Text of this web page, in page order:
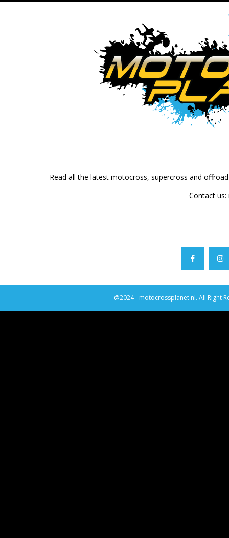
Read all the latest motocross, supercross and
Contact us:
@2024 - motocrossplanet.nl. All Right